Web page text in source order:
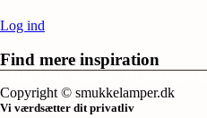
Log ind
Find mere inspiration
Copyright © smukkelamper.dk
Vi værdsætter dit privatliv